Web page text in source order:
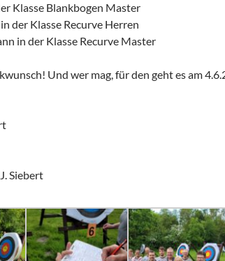
Klasse Blankbogen Master
der Klasse Recurve Herren
in der Klasse Recurve Master
Und wer mag, für den geht es am
Siebert